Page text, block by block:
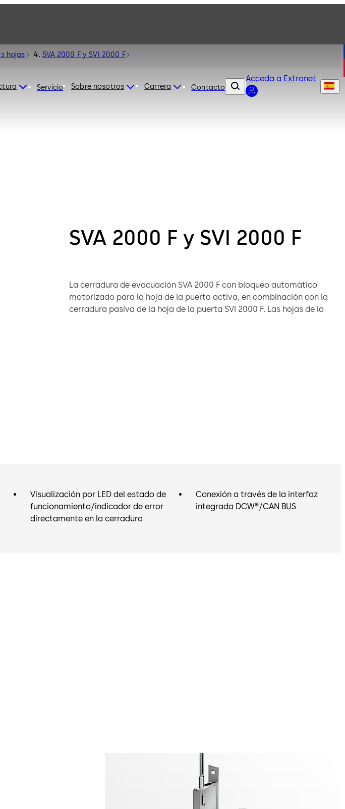
Servicio Sobre nosotros Carrera Contacto
Acceda a Extranet
hojas SVA 2000 F y SVI 2000 F
SVA 2000 F y SVI 2000 F
La cerradura de evacuación SVA 2000 F con bloqueo automático
motorizado para la hoja de la puerta activa, en combinación con la
cerradura pasiva de la hoja de la puerta SVI 2000 F. Las hojas de la
Visualización por LED del estado de
funcionamiento/indicador de error
directamente en la cerradura
Conexión a través de la interfaz
integrada DCW®/CAN BUS